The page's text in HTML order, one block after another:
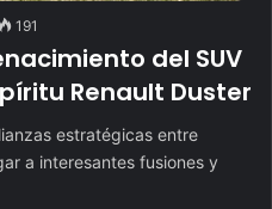
191
del SUV
Renault Duster
estratégicas entre
a interesantes fusiones y